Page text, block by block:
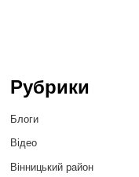
Рубрики
Блоги
Відео
Вінницький район